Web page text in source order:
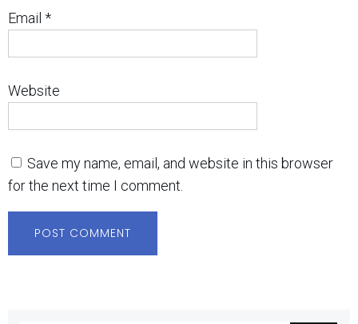
Email *
Website
Save my name, email, and website in this browser
for the next time I comment.